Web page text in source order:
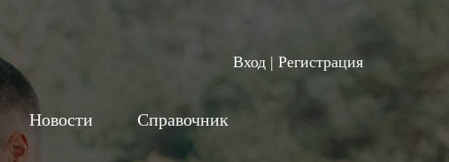
Вход | Регистрация
Новости Справочник